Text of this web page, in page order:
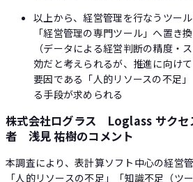
以上から、経営管理を行なうツー
「経営管理の専門ツール」へ置き
（データによる経営判断の精度・
効だと考えられるが、推進に向け
要因である「人的リソースの不足
る手段が求められる
株式会社ログラス Loglass サクセ
者 浅見 祐樹のコメント
本調査により、表計算ソフト中心の経営
「人的リソースの不足」「知識不足（ツ